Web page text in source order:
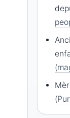
(